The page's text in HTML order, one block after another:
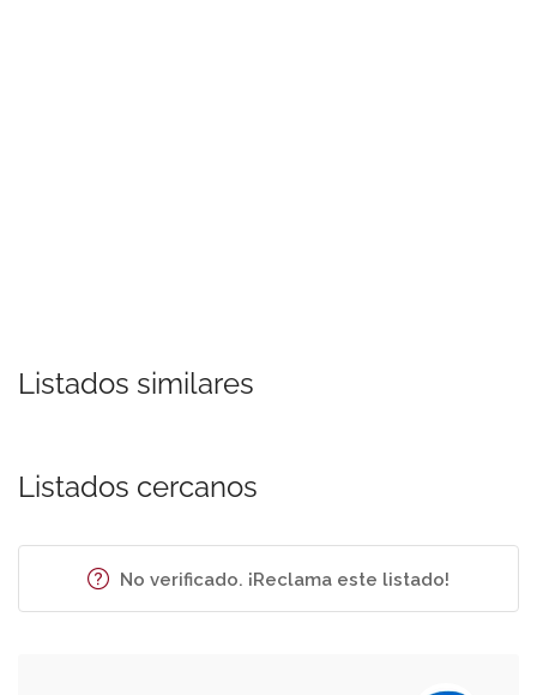
Listados similares
Listados cercanos
No verificado. ¡Reclama este listado!